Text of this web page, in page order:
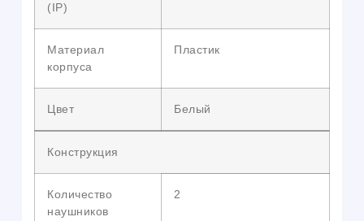
(IP)
Материал
корпуса
Пластик
Цвет Белый
Конструкция
Количество
наушников
2